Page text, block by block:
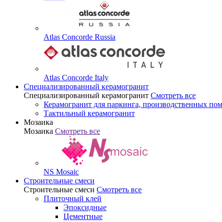
Atlas Concorde Russia
Atlas Concorde Italy
Специализированный керамогранит
Специализированный керамогранит Смотреть все
Керамогранит для паркинга, производственных
Тактильный керамогранит
Мозаика
Мозаика Смотреть все
NS Mosaic
Строительные смеси
Строительные смеси Смотреть все
Плиточный клей
Эпоксидные
Цементные